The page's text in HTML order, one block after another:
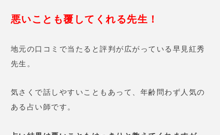
ある占い師です。
占い結果は悪いこともはっきりと教えてくれますが、
きちんと対処法も
相性や恋愛、縁談や就職など、幅広い悩みを占ってく